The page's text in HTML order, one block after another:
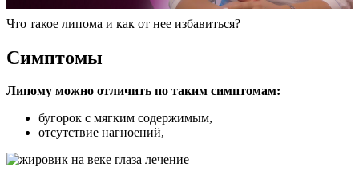
Что такое липома и как от нее избавиться?
Симптомы
Липому можно отличить по таким симптомам:
бугорок с мягким содержимым,
отсутствие нагноений,